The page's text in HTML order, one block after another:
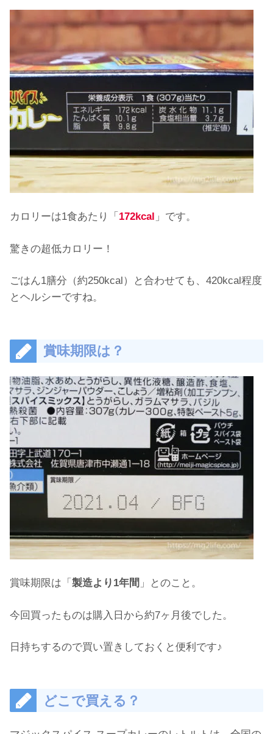
カロリーは1食あたり「 172kcal 」です。
驚きの超低カロリー！
ごはん1膳分（約250kcal）と合わせても、420kcal程度
とヘルシーですね。
賞味期限は？
賞味期限は「 製造より1年間 」とのこと。
今回買ったものは購入日から約7ヶ月後でした。
日持ちするので買い置きしておくと便利です♪
どこで買える？